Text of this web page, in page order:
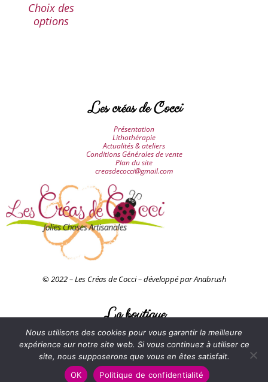
Choix des
options
Les créas de Cocci
Présentation
Lithothérapie
Actualités & ateliers
Conditions Générales de vente
Plan du site
creasdecocci@gmail.com
© 2022 – Les Créas de Cocci – développé par Anabrush
La boutique
Accessoires & décorations
Attrapes-rêves
Juju-hats
Perles
Tableaux petits papiers
Nous utilisons des cookies pour vous garantir la meilleure
expérience sur notre site web. Si vous continuez à utiliser ce
site, nous supposerons que vous en êtes satisfait.
OK
Politique de confidentialité